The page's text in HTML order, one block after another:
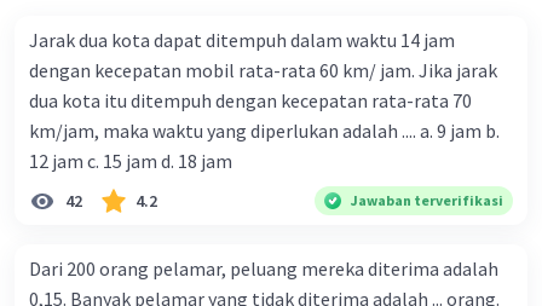
Jarak dua kota dapat ditempuh dalam waktu 14 jam
dengan kecepatan mobil rata-rata 60 km/ jam. Jika jarak
dua kota itu ditempuh dengan kecepatan rata-rata 70
km/jam, maka waktu yang diperlukan adalah .... a. 9 jam b.
12 jam c. 15 jam d. 18 jam
42 4.2 Jawaban terverifikasi
Dari 200 orang pelamar, peluang mereka diterima adalah
0,15. Banyak pelamar yang tidak diterima adalah ... orang.